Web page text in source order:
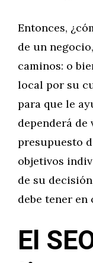
Entonces,
de un
caminos: o
local por su
para que le
dependerá de
presupuesto
objetivos
de su
debe tener en
El